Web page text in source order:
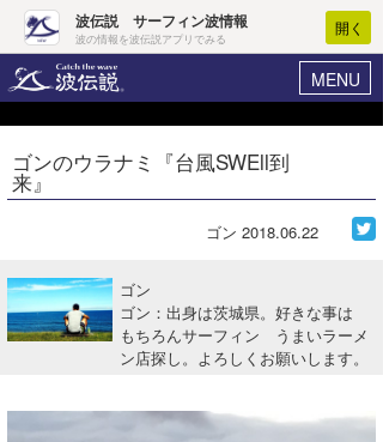
波伝説 サーフィン波情報
波の情報を波伝説アプリでみる
開く
MENU
ヘルプ マイホーム
ログイン
波情報･概況
WAVE HUNTER 波予想ツール
ゴンのウラナミ『台風SWEll到
来』
ゴン 2018.06.22
ゴン
ゴン：出身は茨城県。好きな事は
もちろんサーフィン うまいラーメ
ン店探し。よろしくお願いします。
Core Surf Japan
アート＆エンタメ
トラベル